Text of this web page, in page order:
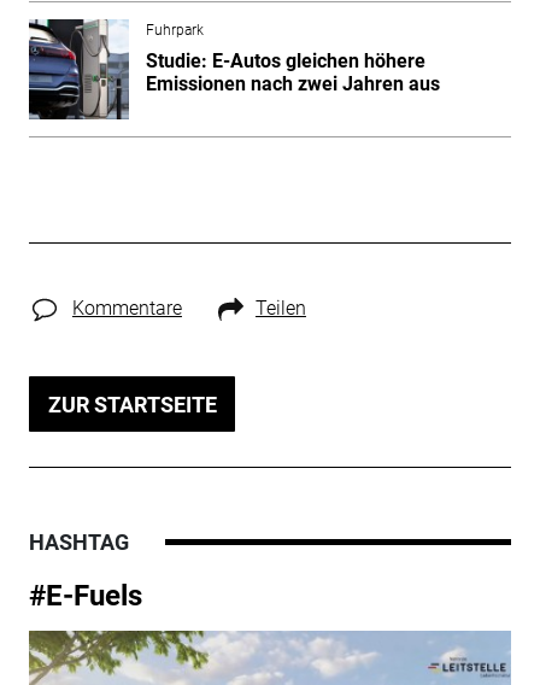
Fuhrpark
Studie: E-Autos gleichen höhere
Emissionen nach zwei Jahren aus
Kommentare Teilen
ZUR STARTSEITE
HASHTAG
#E-Fuels